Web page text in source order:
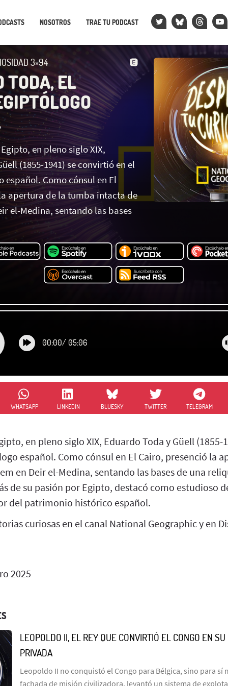
NOSOTROS TRAE TU PODCAST
3×94
TODA, EL
en pleno siglo XIX,
(1855-1941) se convirtió en el
Como cónsul en El
apertura de la tumba intacta de
el-Medina, sentando las bases
00:00/ 05:06
WHATSAPP LINKEDIN BLUESKY TWITTER TELEGRAM
en pleno siglo XIX, Eduardo Toda y Güell
español. Como cónsul en El Cairo, presenció la
en Deir el-Medina, sentando las bases de una
de su pasión por Egipto, destacó como estudioso
del patrimonio histórico español.
curiosas en el canal National Geographic y en
2025
LEOPOLDO II, EL REY QUE CONVIRTIÓ EL CONGO EN
PRIVADA
Leopoldo II no conquistó el Congo para Bélgica, sino para sí
fachada de misión civilizadora, levantó un sistema de